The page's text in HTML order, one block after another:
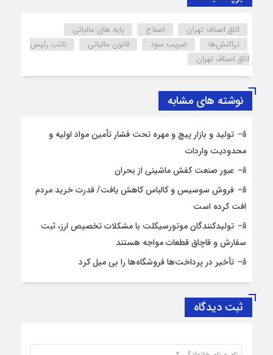
اتاق اصناف تهران اصلاح
پایه های مالیاتی
تراکنش‌ها
ضریب سود قانون مالیاتی
نائب رئیس
اتاق اصناف تهران
نوشته های مشابه
تولید و بازار پیچ و مهره تحت فشار تأمین مواد اولیه و
محدودیت واردات
عبور صنعت کفش ماشینی از بحران
فروش سوسیس و کالباس کاهش یافت/ قدرت خرید مردم
افت کرده است
تولیدکنندگان موتورسیکلت با مشکلات تخصیص ارز، ثبت
سفارش و قاچاق قطعات مواجه هستند
تأخیر در پرداخت‌ها فروشگاه‌ها را بی میل کرد
ثبت دیدگاه